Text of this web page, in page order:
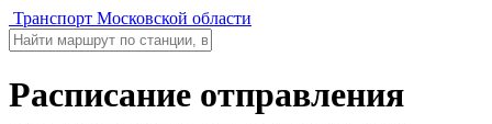
Транспорт Московской области
Расписание отправления